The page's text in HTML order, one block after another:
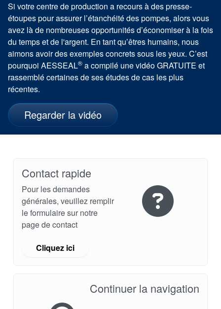
Si votre centre de production a recours à des presse-
étoupes pour assurer l’étanchéité des pompes, alors vous
avez là de nombreuses opportunités d’économiser à la fois
du temps et de l'argent. En tant qu’êtres humains, nous
aimons avoir des exemples concrets sous les yeux. C’est
pourquoi AESSEAL® a compilé une vidéo GRATUITE et
rassemblé certaines de ses études de cas les plus
récentes.
Regarder la vidéo
Contact rapide
Pour les demandes
générales, veuillez remplir
le formulaire sur notre
page de contact
Cliquez ici
Continuer la navigation